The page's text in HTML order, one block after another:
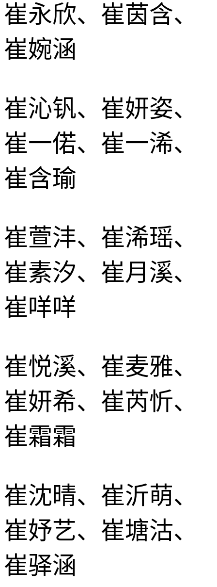
崔永欣、崔茵含、
崔婉涵
崔沁钒、崔妍姿、
崔一偌、崔一浠、
崔含瑜
崔萱沣、崔浠瑶、
崔素汐、崔月溪、
崔咩咩
崔悦溪、崔麦雅、
崔妍希、崔芮忻、
崔霜霜
崔沈晴、崔沂萌、
崔妤艺、崔塘沽、
崔驿涵